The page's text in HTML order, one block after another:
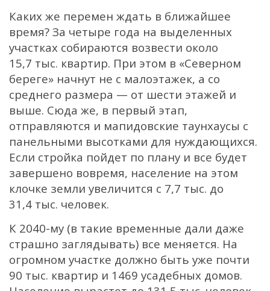
Каких же перемен ждать в ближайшее
время? За четыре года на выделенных
участках собираются возвести около
15,7 тыс. квартир. При этом в «Северном
береге» начнут не с малоэтажек, а со
среднего размера — от шести этажей и
выше. Сюда же, в первый этап,
отправляются и мапидовские таунхаусы с
панельными высотками для нуждающихся.
Если стройка пойдет по плану и все будет
завершено вовремя, население на этом
клочке земли увеличится с 7,7 тыс. до
31,4 тыс. человек.
К 2040-му (в такие временные дали даже
страшно заглядывать) все меняется. На
огромном участке должно быть уже почти
90 тыс. квартир и 1469 усадебных домов.